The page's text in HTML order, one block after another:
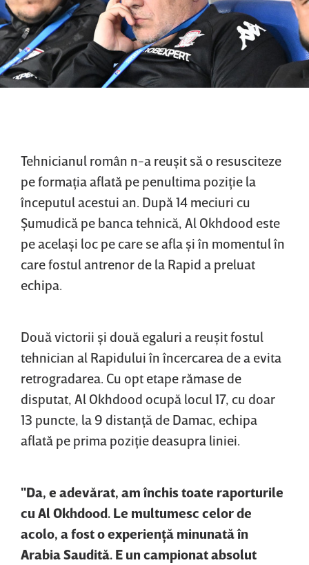
Tehnicianul român n-a reuşit să o resusciteze
pe formaţia aflată pe penultima poziţie la
începutul acestui an. După 14 meciuri cu
Şumudică pe banca tehnică, Al Okhdood este
pe acelaşi loc pe care se afla şi în momentul în
care fostul antrenor de la Rapid a preluat
echipa.
Două victorii şi două egaluri a reuşit fostul
tehnician al Rapidului în încercarea de a evita
retrogradarea. Cu opt etape rămase de
disputat, Al Okhdood ocupă locul 17, cu doar
13 puncte, la 9 distanţă de Damac, echipa
aflată pe prima poziţie deasupra liniei.
"Da, e adevărat, am închis toate raporturile
cu Al Okhdood. Le multumesc celor de
acolo, a fost o experienţă minunată în
Arabia Saudită. E un campionat absolut